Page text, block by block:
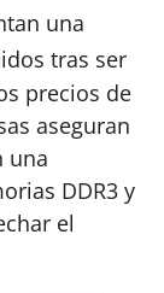
una
tras ser
precios de
aseguran
una
DDR3 y
el